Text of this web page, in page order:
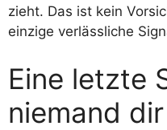
zieht. Das ist kein
einzige verlässliche
Eine letzte
niemand